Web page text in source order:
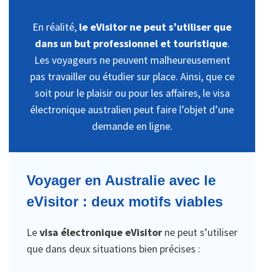
En réalité, le eVisitor ne peut s’utiliser que
dans un but professionnel et touristique.
Les voyageurs ne peuvent malheureusement
pas travailler ou étudier sur place. Ainsi, que ce
soit pour le plaisir ou pour les affaires, le visa
électronique australien peut faire l’objet d’une
demande en ligne.
Voyager en Australie avec le
eVisitor : deux motifs viables
Levisa électronique eVisitor ne peut s’utiliser
que dans deux situations bien précises :